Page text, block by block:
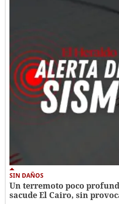
SIN DAÑOS
Un terremoto poco
sacude El Cairo, sin